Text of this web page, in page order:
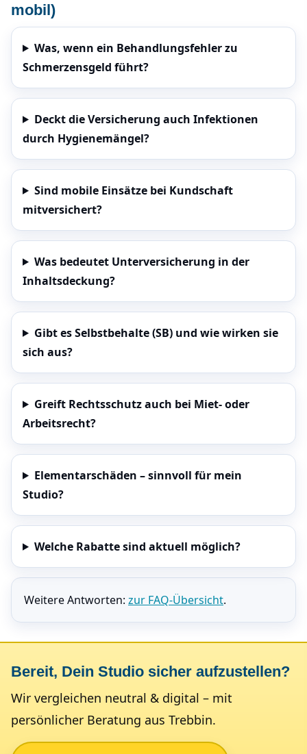
mobil)
Was, wenn ein Behandlungsfehler zu
Schmerzensgeld führt?
Deckt die Versicherung auch Infektionen
durch Hygienemängel?
Sind mobile Einsätze bei Kundschaft
mitversichert?
Was bedeutet Unterversicherung in der
Inhaltsdeckung?
Gibt es Selbst­behalte (SB) und wie wirken sie
sich aus?
Greift Rechtsschutz auch bei Miet- oder
Arbeitsrecht?
Elementarschäden – sinnvoll für mein
Studio?
Welche Rabatte sind aktuell möglich?
Weitere Antworten: zur FAQ-Übersicht.
Bereit, Dein Studio sicher aufzustellen?
Wir ver­gleichen neutral & digital – mit
persönlicher Beratung aus Trebbin.